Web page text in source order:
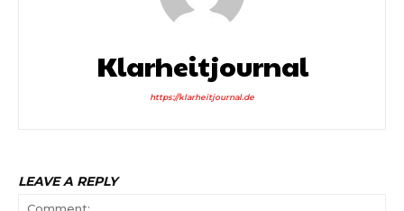
Klarheitjournal
https://klarheitjournal.de
LEAVE A REPLY